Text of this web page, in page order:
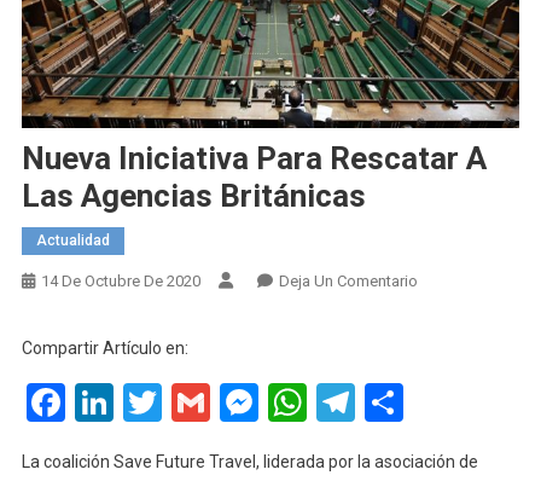
Nueva Iniciativa Para Rescatar A
Las Agencias Británicas
Actualidad
14 De Octubre De 2020 Deja Un ComentarioEn
Compartir Artículo en:
Facebook
LinkedIn
Twitter
GmailMessenger
WhatsApp
Telegram
La coalición Save Future Travel, liderada por la asociación de